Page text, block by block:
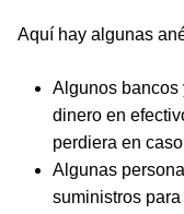
Aquí hay algunas
Algunos bancos
dinero en
perdiera en
Algunas
suministros